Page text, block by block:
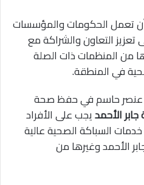
تعمل الحكومات والمؤسسات
التعاون والشراكة مع
من المنظمات ذات الصلة
في المنطقة.
عنصر حاسم في حفظ صحة
الأحمديجب على الأفراد
السباكة الصحية عالية
الأحمد وغيرها من